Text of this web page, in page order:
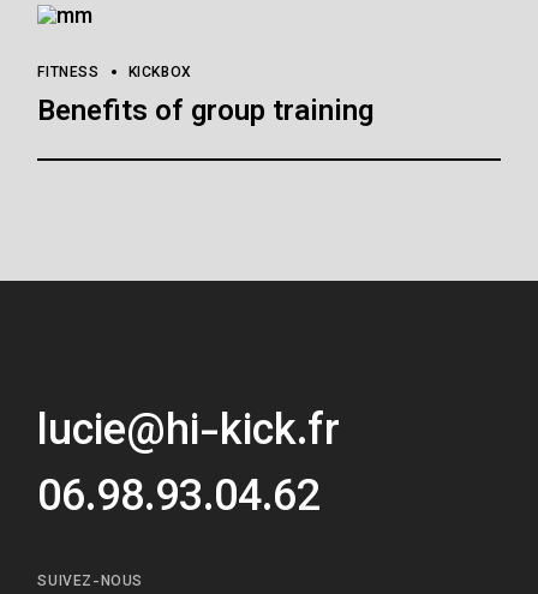
FITNESS KICKBOX
Benefits of group training
lucie@hi-kick.fr
06.98.93.04.62
SUIVEZ-NOUS